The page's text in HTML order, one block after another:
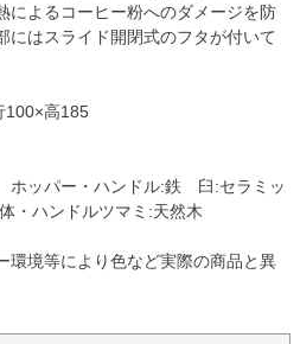
によるコーヒー粉へのダメージを防
にはスライド開閉式のフタが付いて
100×高185
ホッパー・ハンドル:鉄 臼:セラミッ
ハンドルツマミ:天然木
境等により色など実際の商品と異